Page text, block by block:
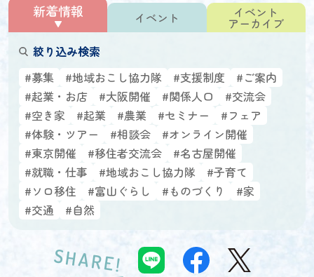
新着情報 イベント イベント
アーカイブ
絞り込み検索
#募集
#地域おこし協力隊 #支援制度
#ご案内
#起業・お店
#大阪開催 #関係人口
#交流会
#空き家
#起業 #農業 #セミナー
#フェア
#体験・ツアー
#相談会
#オンライン開催
#東京開催
#移住者交流会
#名古屋開催
#就職・仕事
#地域おこし協力隊
#子育て
#ソロ移住
#富山ぐらし #ものづくり
#家
#交通
#自然
SHARE!